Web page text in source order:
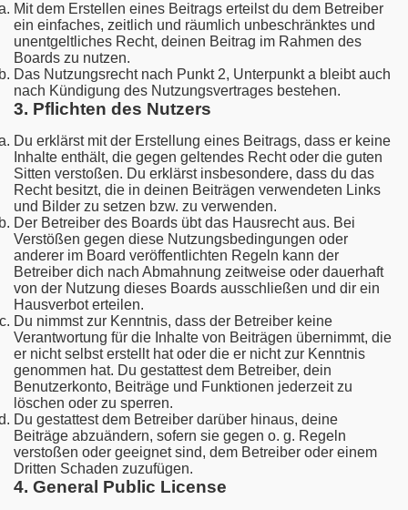
Mit dem Erstellen eines Beitrags erteilst du dem Betreiber
ein einfaches, zeitlich und räumlich unbeschränktes und
unentgeltliches Recht, deinen Beitrag im Rahmen des
Boards zu nutzen.
Das Nutzungsrecht nach Punkt 2, Unterpunkt a bleibt auch
nach Kündigung des Nutzungsvertrages bestehen.
3. Pflichten des Nutzers
Du erklärst mit der Erstellung eines Beitrags, dass er keine
Inhalte enthält, die gegen geltendes Recht oder die guten
Sitten verstoßen. Du erklärst insbesondere, dass du das
Recht besitzt, die in deinen Beiträgen verwendeten Links
und Bilder zu setzen bzw. zu verwenden.
Der Betreiber des Boards übt das Hausrecht aus. Bei
Verstößen gegen diese Nutzungsbedingungen oder
anderer im Board veröffentlichten Regeln kann der
Betreiber dich nach Abmahnung zeitweise oder dauerhaft
von der Nutzung dieses Boards ausschließen und dir ein
Hausverbot erteilen.
Du nimmst zur Kenntnis, dass der Betreiber keine
Verantwortung für die Inhalte von Beiträgen übernimmt, die
er nicht selbst erstellt hat oder die er nicht zur Kenntnis
genommen hat. Du gestattest dem Betreiber, dein
Benutzerkonto, Beiträge und Funktionen jederzeit zu
löschen oder zu sperren.
Du gestattest dem Betreiber darüber hinaus, deine
Beiträge abzuändern, sofern sie gegen o. g. Regeln
verstoßen oder geeignet sind, dem Betreiber oder einem
Dritten Schaden zuzufügen.
4. General Public License